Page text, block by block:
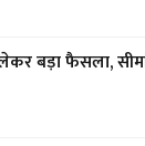
बड़ा फैसला,